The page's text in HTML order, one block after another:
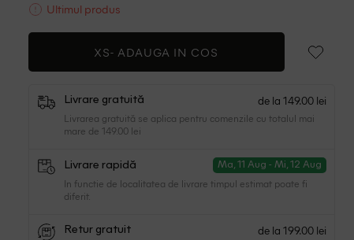
Ultimul produs
XS-ADAUGA IN COS
Livrare gratuită de la 149.00 lei
Livrarea gratuită se aplica pentru comenzile cu totalul mai
mare de 149.00 lei
Livrare rapidă Ma, 11 Aug - Mi, 12 Aug
In functie de localitatea de livrare timpul estimat poate fi
diferit.
Retur gratuit de la 199.00 lei